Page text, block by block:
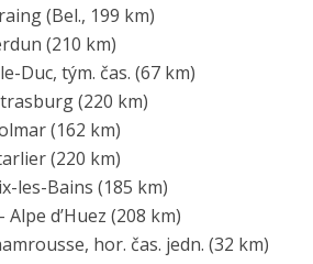
(Bel., 199 km)
(210 km)
Duc, tým. čas. (67 km)
(220 km)
(162 km)
(220 km)
les-Bains (185 km)
d’Huez (208 km)
hor. čas. jedn. (32 km)